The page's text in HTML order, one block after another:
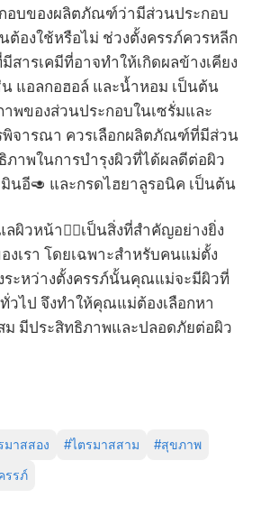
อบของผลิตภัณฑ์ว่ามีส่วนประกอบ
ต้องใช้หรือไม่ ช่วงตั้งครรภ์ควรหลีก
สารเคมีที่อาจทำให้เกิดผลข้างเคียง
แอลกอฮอล์ และน้ำหอม เป็นต้น
พของส่วนประกอบในเซรั่มและ
พิจารณา ควรเลือกผลิตภัณฑ์ที่มีส่วน
ภาพในการบำรุงผิวที่ได้ผลดีต่อผิว
นอี🥑 และกรดไฮยาลูรอนิค เป็นต้น
ผิวหน้า👱‍♀️เป็นสิ่งที่สำคัญอย่างยิ่ง
เรา โดยเฉพาะสำหรับคนแม่ตั้ง
ระหว่างตั้งครรภ์นั้นคุณแม่จะมีผิวที่
วไป จึงทำให้คุณแม่ต้องเลือกหา
มีประสิทธิภาพและปลอดภัยต่อผิว
มาสสอง #ไตรมาสสาม #สุขภาพ
รรภ์